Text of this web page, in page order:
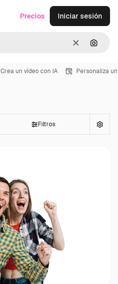
Borrar
Precios Iniciar sesión
Crea un vídeo con IA Personaliza
Filtros